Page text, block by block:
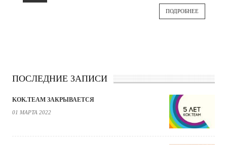
ПОДРОБНЕЕ
ПОСЛЕДНИЕ ЗАПИСИ
KOK.TEAM ЗАКРЫВАЕТСЯ
01 МАРТА 2022